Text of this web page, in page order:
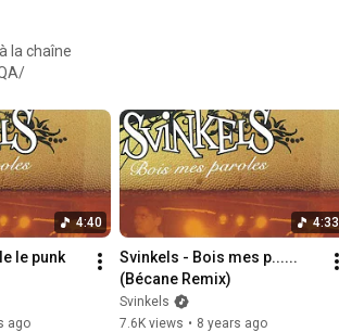
4:40
le punk
ago
4:33
Svinkels - Bois mes p......
(Bécane Remix)
Svinkels
7.6K views • 8 years ago